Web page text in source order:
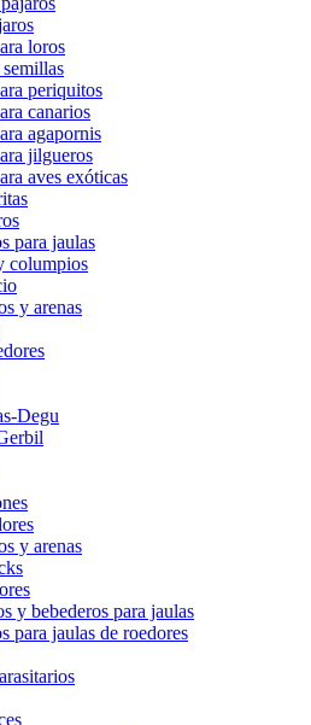
loros
periquitos
canarios
agapornis
jilgueros
aves exóticas
para jaulas
columpios
y arenas
Degu
y arenas
y bebederos para jaulas
para jaulas de roedores